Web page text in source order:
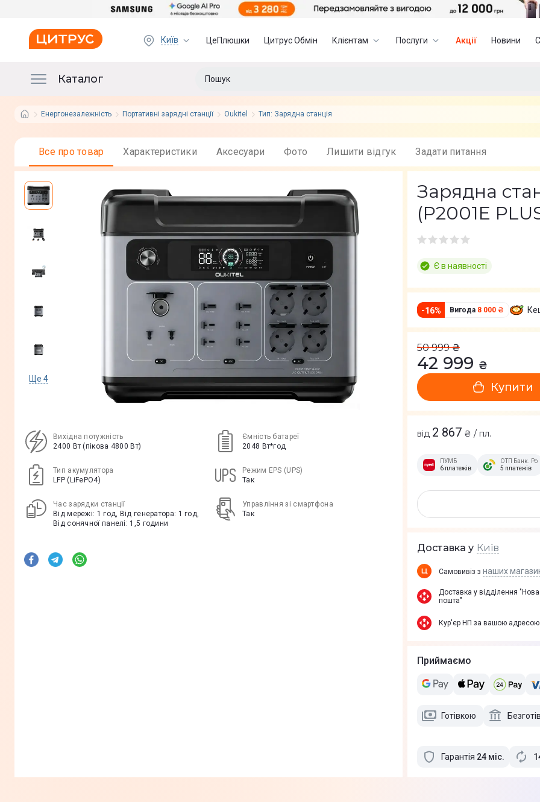
Київ ЦеПлюшки Цитрус Обмін Клієнтам Послуги Акції Новини
Каталог
Енергонезалежність Портативні зарядні станції Oukitel Тип: Зарядна станція
Все про товар Характеристики Аксесуари Фото Лишити вiдгук Задати питання
Ще 4
Вихідна потужність
2400 Вт (пікова 4800 Вт)
Ємність батареї
2048 Вт*год
Тип акумулятора
LFP (LiFePO4)
Режим EPS (UPS)
Так
Час зарядки станції
Від мережі: 1 год, Від генератора: 1 год,
Від сонячної панелі: 1,5 години
Управління зі смартфона
Так
Зарядна
(P2001E
Є в наявності
-16% Вигода 8 000 ₴
50 999 ₴
42 999 ₴
Купити
від 2 867 ₴ / пл.
ПУМБ
6 платежів
ОТП Банк.
5 платежів
Доставка у Київ
Самовивіз з наших
Доставка у вiддiлення "Нова
пошта"
Кур'єр НП за вашою адресою
Приймаємо
Готівкою
Гарантія 24 міс.